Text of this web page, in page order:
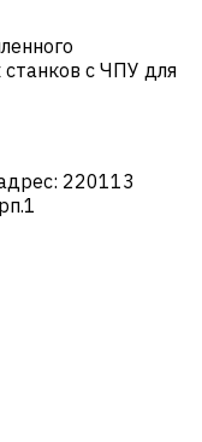
с ЧПУ для
220113